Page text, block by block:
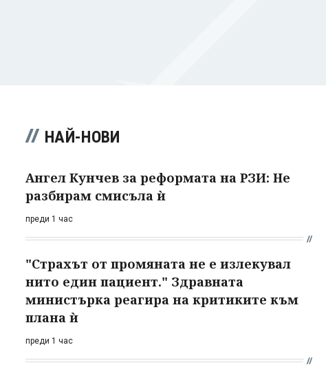
НАЙ-НОВИ
Ангел Кунчев за реформата на РЗИ: Не
разбирам смисъла ѝ
преди 1 час
"Страхът от промяната не е излекувал
нито един пациент." Здравната
министърка реагира на критиките към
плана ѝ
преди 1 час